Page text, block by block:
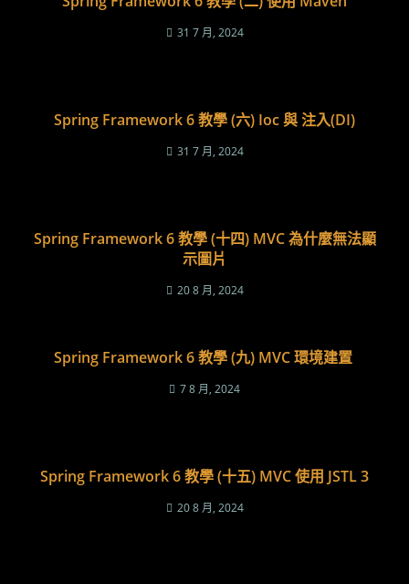
31 7 月, 2024
Spring Framework 6 教學 (六) Ioc 與 注入(DI)
31 7 月, 2024
Spring Framework 6 教學 (十四) MVC 為什麼無法顯
示圖片
20 8 月, 2024
Spring Framework 6 教學 (九) MVC 環境建置
7 8 月, 2024
Spring Framework 6 教學 (十五) MVC 使用 JSTL 3
20 8 月, 2024